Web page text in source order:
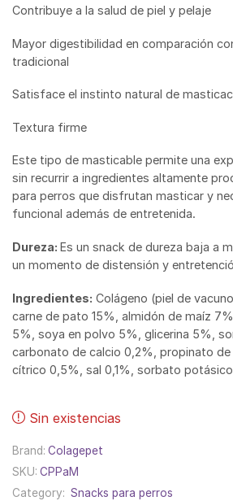
Contribuye a la salud de piel y pelaje
Mayor digestibilidad en comparación
tradicional
Satisface el instinto natural de
Textura firme
Este tipo de masticable permite una
sin recurrir a ingredientes altamente
para perros que disfrutan masticar y
funcional además de entretenida.
Dureza: Es un snack de dureza baja a
un momento de distensión y
Ingredientes: Colágeno (piel de
carne de pato 15%, almidón de maíz
5%, soya en polvo 5%, glicerina 5%,
carbonato de calcio 0,2%, propinato de
cítrico 0,5%, sal 0,1%, sorbato
Sin existencias
Brand: Colagepet
SKU: CPPaM
Category: Snacks para perros